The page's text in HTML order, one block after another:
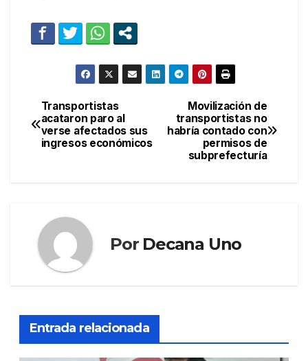
Navegación
de
Movilización de
transportistas no
habría contado con
permisos de
subprefecturía
Transportistas
acataron paro al
verse afectados sus
ingresos económicos
Por Decana Uno
Entrada relacionada